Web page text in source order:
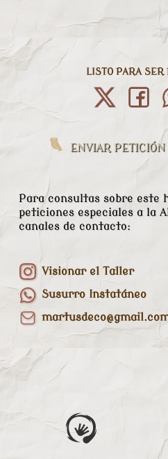
LISTO PARA SER
ENVIAR
Para consultas sobre este
peticiones especiales a la
canales de contacto:
Visionar el Taller
Susurro Instatáneo